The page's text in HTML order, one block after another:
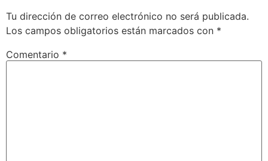
Tu dirección de correo electrónico no será publicada.
Los campos obligatorios están marcados con *
Comentario *